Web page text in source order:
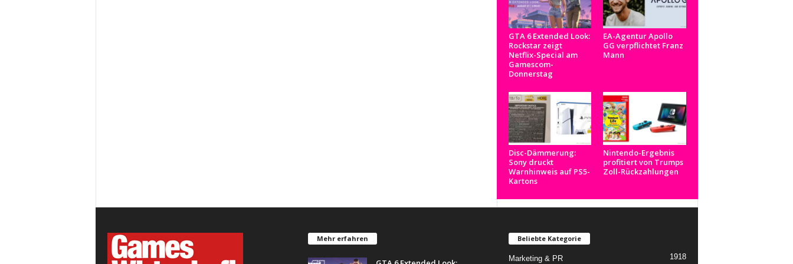
GTA 6 Extended Look:
Rockstar zeigt
Netflix-Special am
Gamescom-
Donnerstag
EA-Agentur Apollo
GG verpflichtet Franz
Mann
Disc-Dämmerung:
Sony druckt
Warnhinweis auf PS5-
Kartons
Nintendo-Ergebnis
profitiert von Trumps
Zoll-Rückzahlungen
Mehr erfahren Beliebte Kategorie
Marketing & PR 1918